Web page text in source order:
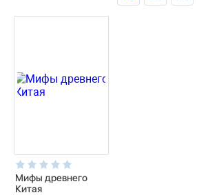
Мифы древнего
Китая